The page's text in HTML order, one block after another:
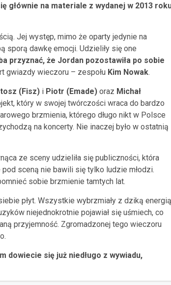
głównie na materiale z wydanej w 2013
Jej występ, mimo że oparty jedynie na
sporą dawkę emocji. Udzieliły się one
przyznać, że Jordan pozostawiła po sobie
gwiazdy wieczoru – zespołu Kim Nowak.
(Fisz) i Piotr (Emade) oraz Michał
który w swojej twórczości wraca do bardzo
brzmienia, którego długo nikt w Polsce
na koncerty. Nie inaczej było w ostatnią
ze sceny udzieliła się publiczności, która
sceną nie bawili się tylko ludzie młodzi.
sobie brzmienie tamtych lat.
płyt. Wszystkie wybrzmiały z dziką
niejednokrotnie pojawiał się uśmiech, co
przyjemność. Zgromadzonej tego wieczoru
dowiecie się już niedługo z wywiadu,